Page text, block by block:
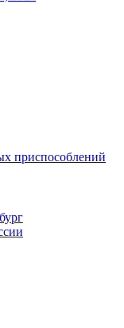
приспособлений